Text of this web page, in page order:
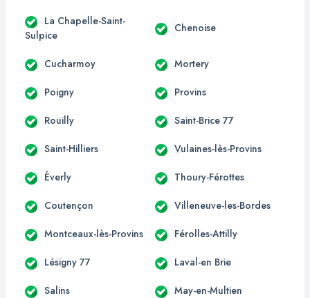
La Chapelle-Saint-
Sulpice
Chenoise
Cucharmoy Mortery
Poigny Provins
Rouilly Saint-Brice 77
Saint-Hilliers Vulaines-lès-Provins
Éverly Thoury-Férottes
Coutençon Villeneuve-les-Bordes
Montceaux-lès-Provins Férolles-Attilly
Lésigny 77 Laval-en Brie
Salins May-en-Multien